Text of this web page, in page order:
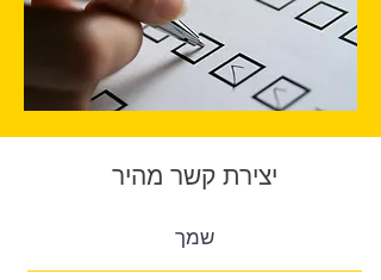
יצירת קשר מהיר